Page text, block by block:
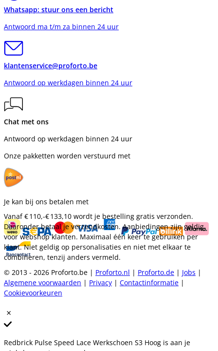
Whatsapp: stuur ons een bericht
Antwoord ma t/m za binnen 24 uur
klantenservice@proforto.be
Antwoord op werkdagen binnen 24 uur
Chat met ons
Antwoord op werkdagen binnen 24 uur
Onze pakketten worden verstuurd met
Je kan bij ons betalen met
Vanaf€ 110,-€ 133,10 wordt je bestelling gratis verzonden.
Daaronder betaal je verzendkosten. Aanbiedingen zijn geldig
voor webshop klanten. Maximaal één keer te gebruiken per
klant. Niet geldig op personalisaties en niet met elkaar te
combineren, tenzij anders vermeld.
© 2013 - 2026 Proforto.be | Proforto.nl | Proforto.de | Jobs |
Algemene voorwaarden | Privacy | Contactinformatie |
Cookievoorkeuren
Redbrick Pulse Speed Lace Werkschoen S3 Hoog is aan je